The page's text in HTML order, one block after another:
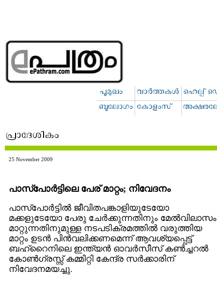
25 November 2009
പാസ്പോര്‍ട്ടിലെ പേര് മാറ്റം; നിവേദനം
പാസ്പോര്‍ട്ടില്‍ ജീവിതപങ്കാളിയുടേയോ
മക്കളുടേയോ പേരു ചേര്‍ക്കുന്നതിനും മേല്‍വിലാസം
മാറ്റുന്നതിനുമുള്ള നടപടിക്രമത്തില്‍ വരുത്തിയ
മാറ്റം ഉടന്‍ പിന്‍വലിക്കണമെന്ന് ആവശ്യപ്പെട്ട്
ബഹ്റൈനിലെ ഇന്ത്യന്‍ ഓവര്‍സീസ് കണ്‍ച്ചറല്‍
കോണ്‍ഗ്രസ്സ് കമ്മിറ്റി കേന്ദ്ര സര്‍ക്കാരിന്
നിവേദനമയച്ചു.